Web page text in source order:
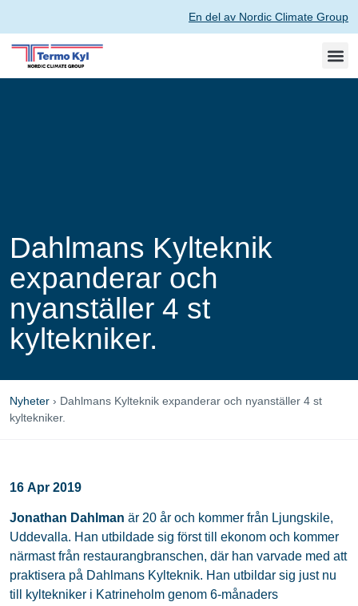
En del av Nordic Climate Group
Dahlmans Kylteknik
expanderar och
nyanställer 4 st
kyltekniker.
Nyheter › Dahlmans Kylteknik expanderar och nyanställer 4 st
kyltekniker.
16 Apr 2019
Jonathan Dahlman är 20 år och kommer från Ljungskile,
Uddevalla. Han utbildade sig först till ekonom och kommer
närmast från restaurangbranschen, där han varvade med att
praktisera på Dahlmans Kylteknik. Han utbildar sig just nu
till kyltekniker i Katrineholm genom 6-månaders